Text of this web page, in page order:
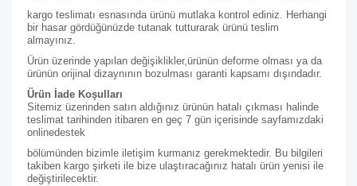
kargo teslimatı esnasında ürünü mutlaka kontrol ediniz. Herhangi
bir hasar gördüğünüzde tutanak tutturarak ürünü teslim
almayınız.
Ürün üzerinde yapılan değişiklikler,ürünün deforme olması ya da
ürünün orijinal dizaynının bozulması garanti kapsamı dışındadır.
Ürün İade Koşulları
Sitemiz üzerinden satın aldığınız ürünün hatalı çıkması halinde
teslimat tarihinden itibaren en geç 7 gün içerisinde sayfamızdaki
onlinedestek
bölümünden bizimle iletişim kurmanız gerekmektedir. Bu bilgileri
takiben kargo şirketi ile bize ulaştıracağınız hatalı ürün yenisi ile
değiştirilecektir.